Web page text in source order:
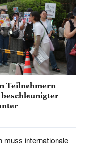
Teilnehmern
muss internationale